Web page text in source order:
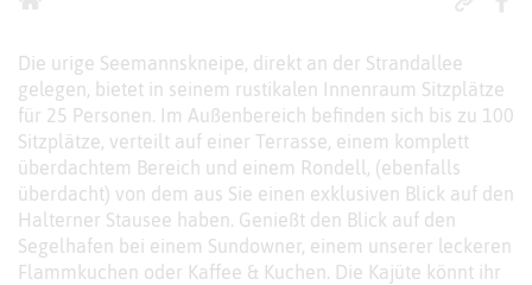
Die urige Seemannskneipe, direkt an der Strandallee
gelegen, bietet in seinem rustikalen Innenraum Sitzplätze
für 25 Personen. Im Außenbereich befinden sich bis zu 100
Sitzplätze, verteilt auf einer Terrasse, einem komplett
überdachtem Bereich und einem Rondell, (ebenfalls
überdacht) von dem aus Sie einen exklusiven Blick auf den
Halterner Stausee haben. Genießt den Blick auf den
Segelhafen bei einem Sundowner, einem unserer leckeren
Flammkuchen oder Kaffee & Kuchen. Die Kajüte könnt ihr